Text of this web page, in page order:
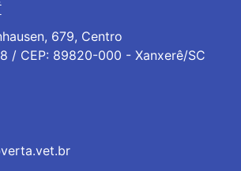
679, Centro
/ CEP: 89820-000 - Xanxerê/SC